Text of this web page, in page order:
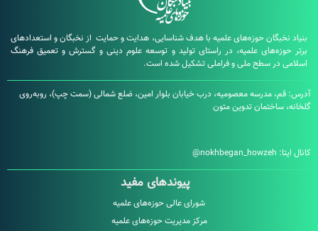
حوزه‌های علمیه با هدف شناسایی، هدایت و حمایت از نخبگان و استعدادهای
علمیه، در راستای تولید و توسعه علوم دینی و گسترش و تعمیق فرهنگ
در سطح ملی و فراملی تشکیل شده است.
مدرسه معصومیه، درب خیابان بلوار امین، ضلع شمالی (سمت چپ)، روبه‌روی
تدوین متون
nokhbegan_howzeh@
پیوندهای مفید
شورای عالی حوزه‌های علمیه
مرکز مدیریت حوزه‌های علمیه